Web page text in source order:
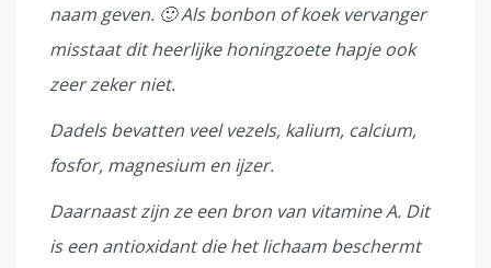
naam geven. 🙂 Als bonbon of koek vervanger
misstaat dit heerlijke honingzoete hapje ook
zeer zeker niet.
Dadels bevatten veel vezels, kalium, calcium,
fosfor, magnesium en ijzer.
Daarnaast zijn ze een bron van vitamine A. Dit
is een antioxidant die het lichaam beschermt